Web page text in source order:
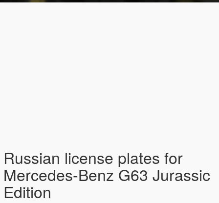
Russian license plates for
Mercedes-Benz G63 Jurassic
Edition